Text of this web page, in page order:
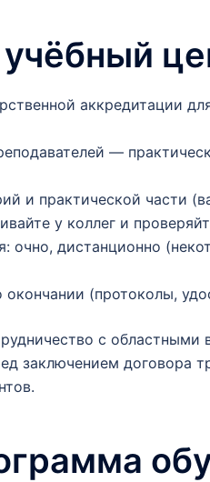
аккредитации
—
и практической части
у коллег и
очно, дистанционно
(протоколы,
с
заключением договора